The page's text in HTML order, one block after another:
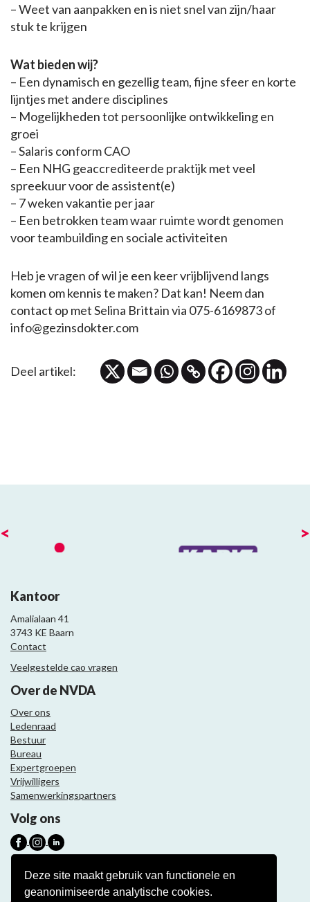
Deze site maakt gebruik van functionele en
geanonimiseerde analytische cookies.
– Weet van aanpakken en is niet snel van zijn/haar
stuk te krijgen
Wat bieden wij?
– Een dynamisch en gezellig team, fijne sfeer en korte
lijntjes met andere disciplines
– Mogelijkheden tot persoonlijke ontwikkeling en
groei
– Salaris conform CAO
– Een NHG geaccrediteerde praktijk met veel
spreekuur voor de assistent(e)
– 7 weken vakantie per jaar
– Een betrokken team waar ruimte wordt genomen
voor teambuilding en sociale activiteiten
Heb je vragen of wil je een keer vrijblijvend langs
komen om kennis te maken? Dat kan! Neem dan
contact op met Selina Brittain via 075-6169873 of
info@gezinsdokter.com
Deel artikel:
< >
Kantoor
Amalialaan 41
3743 KE Baarn
Contact
Veelgestelde cao vragen
Over de NVDA
Over ons
Ledenraad
Bestuur
Bureau
Expertgroepen
Vrijwilligers
Samenwerkingspartners
Volg ons
Nieuwsbrief